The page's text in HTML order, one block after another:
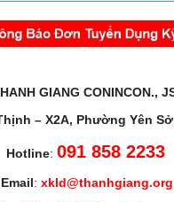
GIANG CONINCON.,
– X2A, Phường Yên
Hotline:091 858 2233
Email: xkld@thanhgiang.org